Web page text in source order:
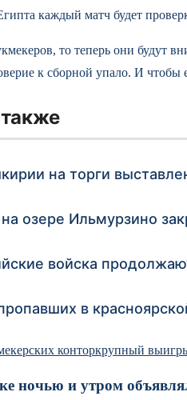
каждый матч будет
то теперь они
к сборной упало. И
на торги
озере Ильмурзино
войска
в
конторкрупный
ночью и утром